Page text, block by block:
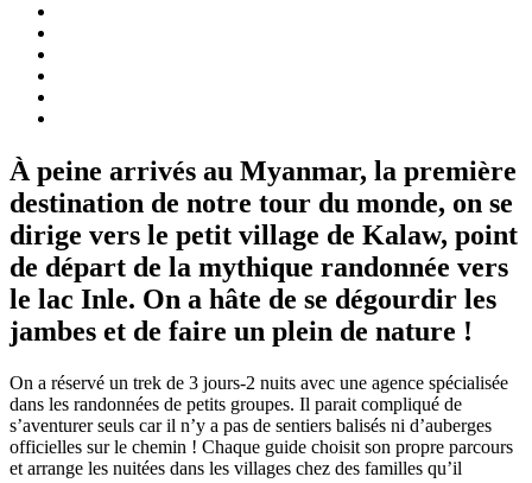
À peine arrivés au Myanmar, la première
destination de notre tour du monde, on se
dirige vers le petit village de Kalaw, point
de départ de la mythique randonnée vers
le lac Inle. On a hâte de se dégourdir les
jambes et de faire un plein de nature !
On a réservé un trek de 3 jours-2 nuits avec une agence spécialisée
dans les randonnées de petits groupes. Il parait compliqué de
s’aventurer seuls car il n’y a pas de sentiers balisés ni d’auberges
officielles sur le chemin ! Chaque guide choisit son propre parcours
et arrange les nuitées dans les villages chez des familles qu’il